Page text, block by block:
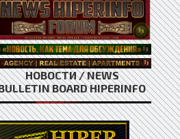
НОВОСТИ / NEWS
BOARD HIPERINFO